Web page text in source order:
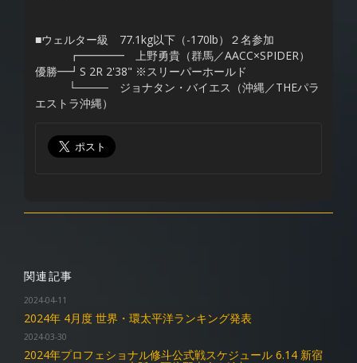
■ウェルター級 77.1kg以下（-170lb）２名参加
┏━━━━ 上野勇貴（群馬／AACC×SPIDER）
優勝━┛S 2R 2'38" ※スリーパーホールド
└──── ジョナタン・バイエス（沖縄／THEパラ
エストラ沖縄）
関連記事
2024-04-11
2024年 4月度 世界・環太平洋ランキング発表
2024-03-30
2024年プロフェショナル修斗公式戦スケジュール 6.14 新宿